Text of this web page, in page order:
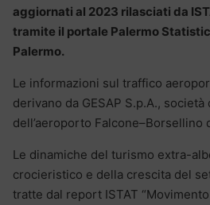
aggiornati al 2023 rilasciati da
tramite il portale Palermo
Palermo.
Le informazioni sul traffico
derivano da GESAP S.p.A.,
dell’aeroporto Falcone–Borsellino
Le dinamiche del turismo extra-
crocieristico e della crescita del
tratte dal report ISTAT